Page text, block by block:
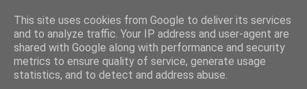
This site uses cookies from Google to deliver its services
and to analyze traffic. Your IP address and user-agent are
shared with Google along with performance and security
metrics to ensure quality of service, generate usage
statistics, and to detect and address abuse.